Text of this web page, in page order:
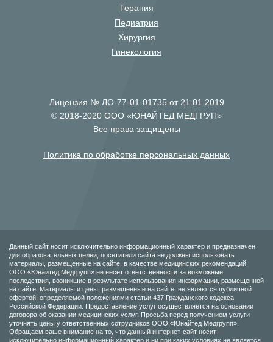
Терапия
Педиатрия
Хирургия
Гинекология
Лицензия № ЛО-77-01-01735 от 21.01.2019
© 2018-2020 ООО «ЮНАЙТЕД МЕДГРУП»
Все права защищены
Политика по обработке персональных данных
Данный сайт носит исключительно информационный характер и предназначен
для образовательных целей, посетители сайта не должны использовать
материалы, размещенные на сайте, в качестве медицинских рекомендаций.
ООО «Юнайтед Медгрупп» не несет ответственности за возможные
последствия, возникшие в результате использования информации, размещенной
на сайте. Материалы и цены, размещенные на сайте, не являются публичной
офертой, определяемой положениями статьи 437 Гражданского кодекса
Российской Федерации. Предоставление услуг осуществляется на основании
договора об оказании медицинских услуг. Просьба перед получением услуги
уточнять цены у ответственных сотрудников ООО «Юнайтед Медгрупп».
Обращаем ваше внимание на то, что данный интернет-сайт носит
исключительно информационный характер и ни при каких условиях не является